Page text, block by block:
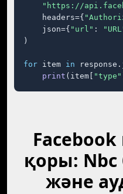
"https://
    headers={
    json={
"url" :
)
for item in
print (item[ "type"
қоры: Nbc
және